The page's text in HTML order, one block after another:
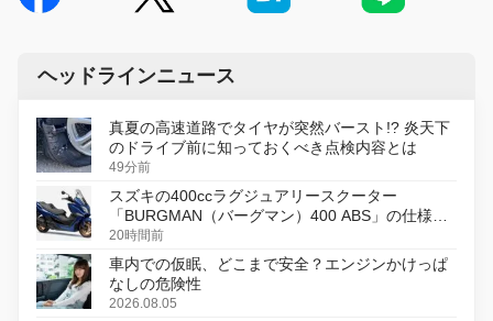
ヘッドラインニュース
真夏の高速道路でタイヤが突然バースト!? 炎天下
のドライブ前に知っておくべき点検内容とは
49分前
スズキの400ccラグジュアリースクーター
「BURGMAN（バーグマン）400 ABS」の仕様を
変更し、8月18日に発売
20時間前
車内での仮眠、どこまで安全？エンジンかけっぱ
なしの危険性
2026.08.05